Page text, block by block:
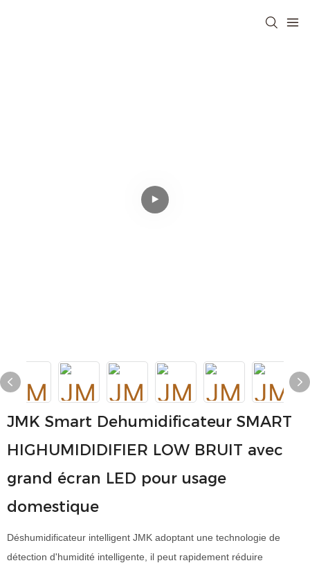
JMK Smart Dehumidificateur SMART
HIGHUMIDIDIFIER LOW BRUIT avec
grand écran LED pour usage
domestique
Déshumidificateur intelligent JMK adoptant une technologie de
détection d'humidité intelligente, il peut rapidement réduire